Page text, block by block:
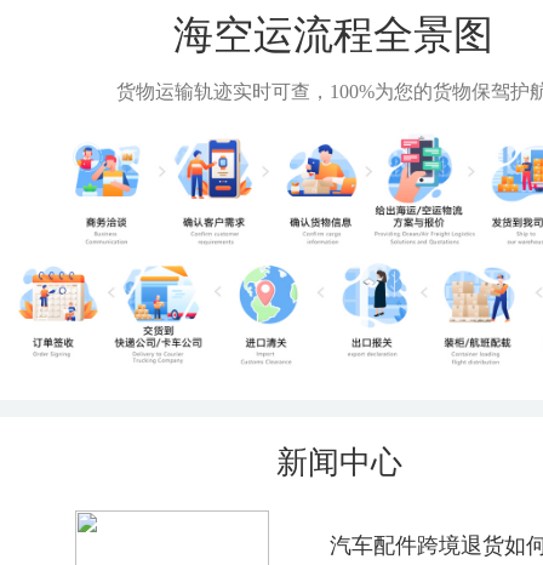
海空运流程全景图
货物运输轨迹实时可查，100%为您的货物保驾护
新闻中心
汽车配件跨境退货如